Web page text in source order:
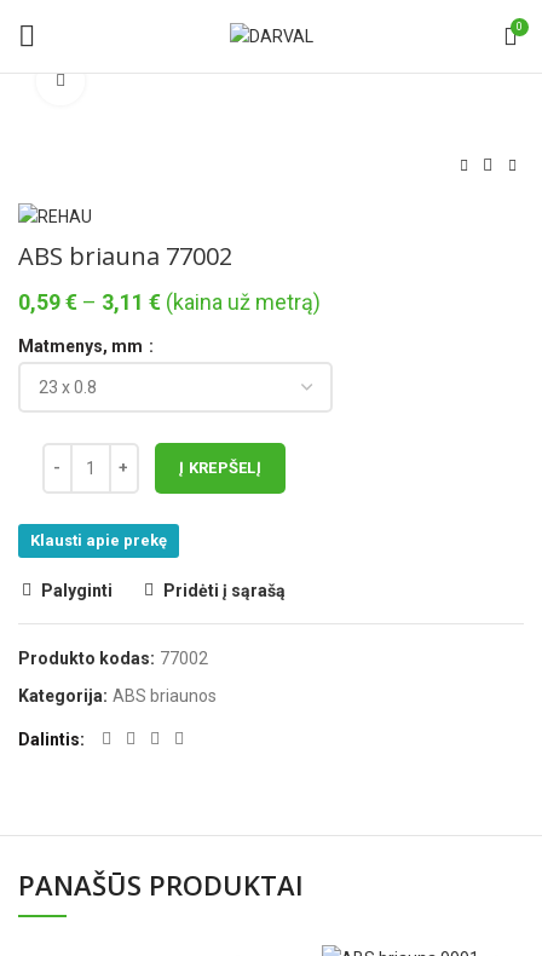
0
ABS briauna 77002
0,59€ – 3,11 €Price
(kaina už metrą)
Matmenys, mm
Į KREPŠELĮ
Klausti apie prekę
Palyginti Pridėti į sąrašą
Produkto kodas: 77002
Kategorija: ABS briaunos
Dalintis
PANAŠŪS PRODUKTAI